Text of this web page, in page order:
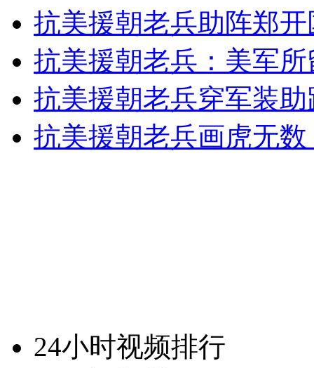
抗美援朝老兵助阵郑
抗美援朝老兵：美军
抗美援朝老兵穿军装
抗美援朝老兵画虎无
24小时视频排行